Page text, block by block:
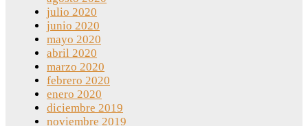
julio 2020
junio 2020
mayo 2020
abril 2020
marzo 2020
febrero 2020
enero 2020
diciembre 2019
noviembre 2019